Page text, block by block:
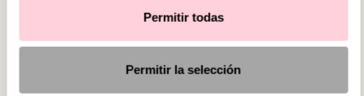
Permitir todas
Permitir la selección